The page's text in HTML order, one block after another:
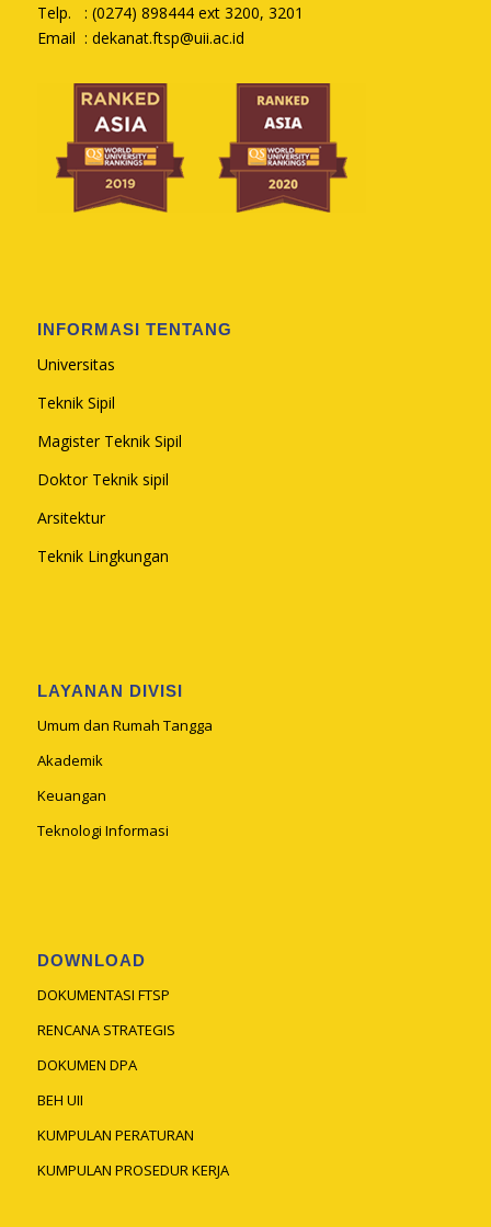
Telp. : (0274) 898444 ext 3200, 3201
Email : dekanat.ftsp@uii.ac.id
INFORMASI TENTANG
Universitas
Teknik Sipil
Magister Teknik Sipil
Doktor Teknik sipil
Arsitektur
Teknik Lingkungan
LAYANAN DIVISI
Umum dan Rumah Tangga
Akademik
Keuangan
Teknologi Informasi
DOWNLOAD
DOKUMENTASI FTSP
RENCANA STRATEGIS
DOKUMEN DPA
BEH UII
KUMPULAN PERATURAN
KUMPULAN PROSEDUR KERJA